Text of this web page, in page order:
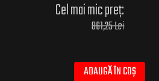
Cel mai mic preț:
861,25 Lei
ADAUGĂ ÎN COȘ